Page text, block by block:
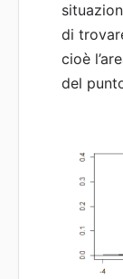
di
cioè
del